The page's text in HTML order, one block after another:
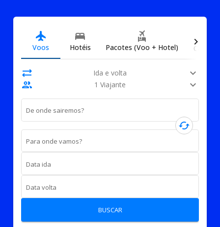
flight
Voos
bed
Hotéis
flights_and_hotels
Pacotes (Voo + Hotel) Carros
sync_alt Ida e volta
expand_more
people
1 Viajante expand_more
De onde sairemos?
cached
Para onde vamos?
Data ida
Data volta
BUSCAR
chevron_right